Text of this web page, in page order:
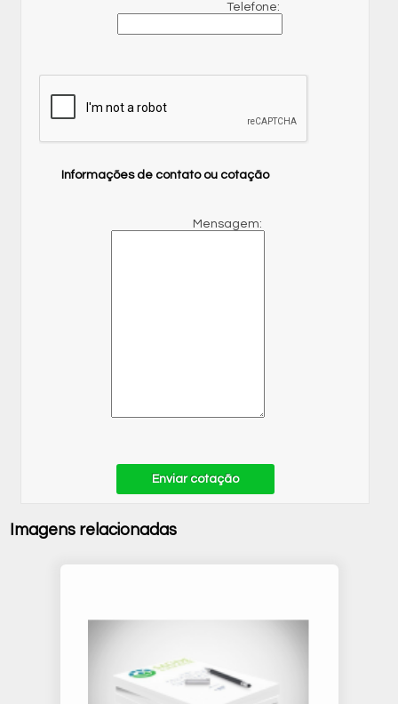
Telefone:
Informações de contato ou cotação
Mensagem:
Enviar cotação
Imagens relacionadas